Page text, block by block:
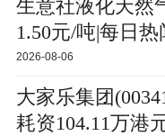
生意社液化天然
1.50元/吨|每日热
2026-08-06
大家乐集团
耗资104.11万港